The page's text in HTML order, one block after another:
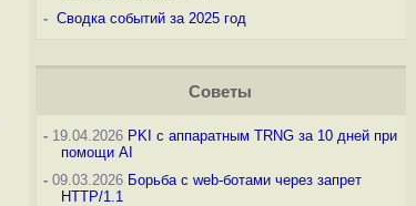
- Сводка событий за 2025 год
Советы
-19.04.2026 PKI с аппаратным TRNG за 10 дней при
помощи AI
-09.03.2026 Борьба с web-ботами через запрет
HTTP/1.1